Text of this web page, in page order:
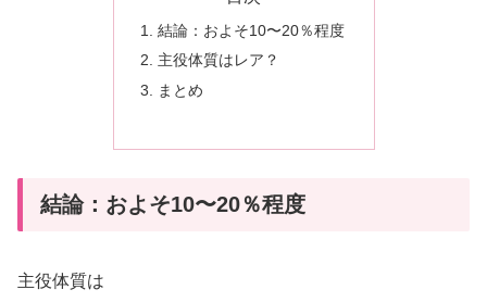
結論：およそ10〜20％程度
主役体質はレア？
まとめ
結論：およそ10〜20％程度
主役体質は